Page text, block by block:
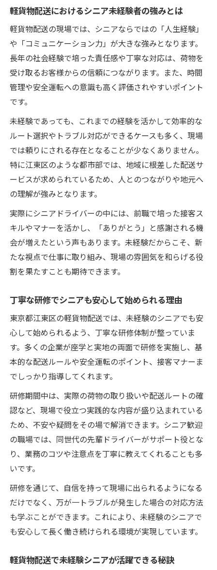
軽貨物配送におけるシニア未経験者の強みとは
軽貨物配送の現場では、シニアならではの「人生経験」
や「コミュニケーション力」が大きな強みとなります。
長年の社会経験で培った責任感や丁寧な対応は、荷物を
受け取るお客様からの信頼につながります。また、時間
管理や安全運転への意識も高く評価されやすいポイント
です。
未経験であっても、これまでの経験を活かして効率的な
ルート選択やトラブル対応ができるケースも多く、現場
では頼りにされる存在となることが少なくありません。
特に江東区のような都市部では、地域に根差した配送サ
ービスが求められているため、人とのつながりや地元へ
の理解が強みとなります。
実際にシニアドライバーの中には、前職で培った接客ス
キルやマナーを活かし、「ありがとう」と感謝される機
会が増えたという声もあります。未経験だからこそ、新
たな視点で仕事に取り組み、現場の雰囲気を和らげる役
割を果たすことも期待できます。
丁寧な研修でシニアも安心して始められる理由
東京都江東区の軽貨物配送では、未経験のシニアでも安
心して始められるよう、丁寧な研修体制が整っていま
す。多くの企業が座学と実地の両面で研修を実施し、基
本的な配送ルールや安全運転のポイント、接客マナーま
でしっかり指導してくれます。
研修期間中は、実際の荷物の取り扱いや配送ルートの確
認など、現場で役立つ実践的な内容が盛り込まれている
ため、不安や疑問をその場で解消できます。シニア歓迎
の職場では、同世代の先輩ドライバーがサポート役とな
り、業務のコツや注意点を丁寧に教えてくれることも多
いです。
研修を通じて、自信を持って現場に出られるようになる
だけでなく、万が一トラブルが発生した場合の対応方法
も学ぶことができます。これにより、未経験のシニアで
も安心して長く働き続けられる環境が実現しています。
軽貨物配送で未経験シニアが活躍できる秘訣